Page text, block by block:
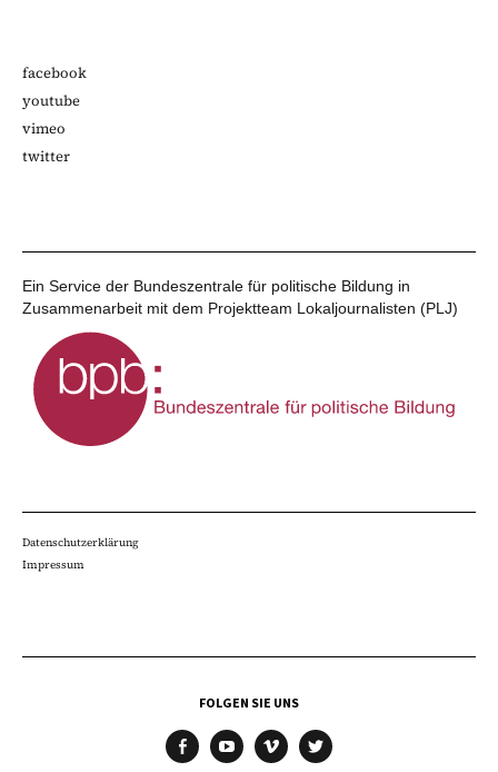
facebook
youtube
vimeo
twitter
Ein Service der Bundeszentrale für politische Bildung in
Zusammenarbeit mit dem Projektteam Lokaljournalisten (PLJ)
Datenschutzerklärung
Impressum
FOLGEN SIE UNS